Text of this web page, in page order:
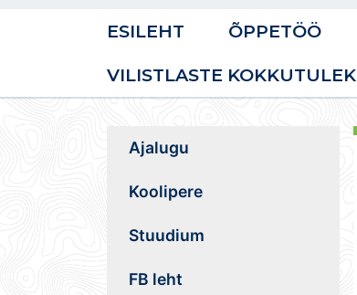
ESILEHT ÕPPETÖÖ
VILISTLASTE KOKKUTULEK
Ajalugu
Koolipere
Stuudium
FB leht